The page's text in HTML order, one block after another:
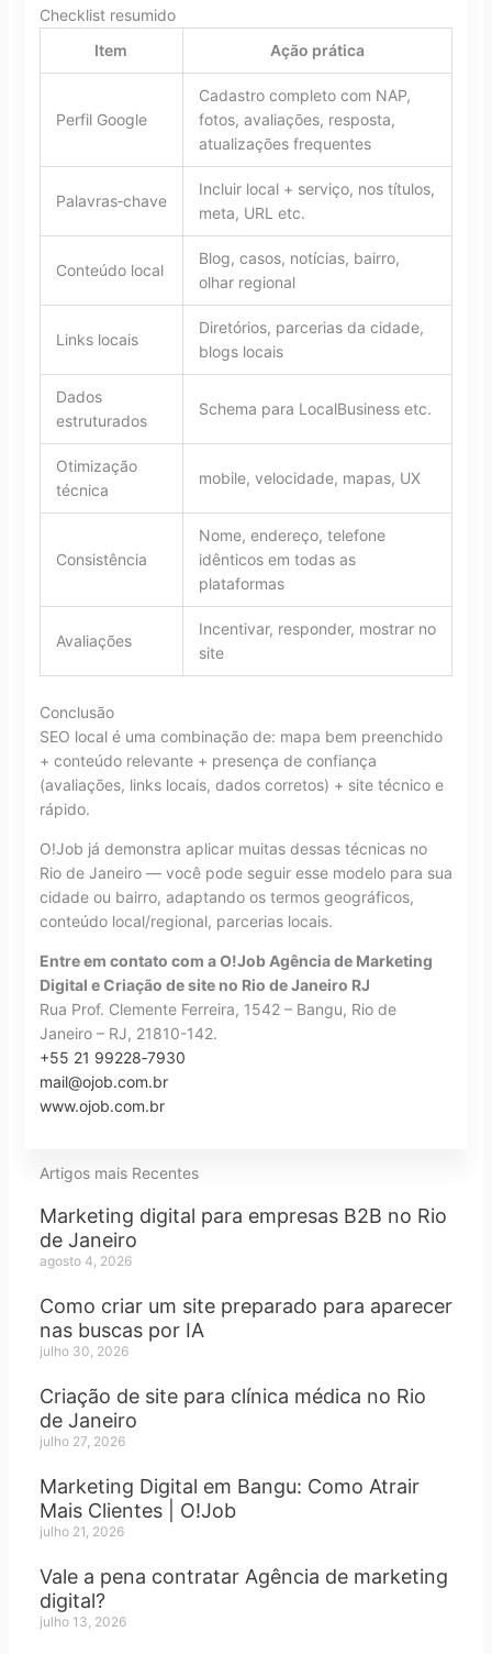
Artigos mais Recentes
Marketing digital para empresas B2B no Rio
de Janeiro
agosto 4, 2026
Como criar um site preparado para aparecer
nas buscas por IA
julho 30, 2026
Criação de site para clínica médica no Rio
de Janeiro
julho 27, 2026
Marketing Digital em Bangu: Como Atrair
Mais Clientes | O!Job
julho 21, 2026
Vale a pena contratar Agência de marketing
digital?
julho 13, 2026
Checklist resumido
Item
Ação prática
Perfil Google
Cadastro completo com NAP,
fotos, avaliações, resposta,
atualizações frequentes
Palavras‑chave
Incluir local + serviço, nos títulos,
meta, URL etc.
Conteúdo local
Blog, casos, notícias, bairro,
olhar regional
Links locais
Diretórios, parcerias da cidade,
blogs locais
Dados
estruturados
Schema para LocalBusiness etc.
Otimização
técnica
mobile, velocidade, mapas, UX
Consistência
Nome, endereço, telefone
idênticos em todas as
plataformas
Avaliações
Incentivar, responder, mostrar no
site
Conclusão
SEO local é uma combinação de: mapa bem preenchido
+ conteúdo relevante + presença de confiança
(avaliações, links locais, dados corretos) + site técnico e
rápido.
O!Job já demonstra aplicar muitas dessas técnicas no
Rio de Janeiro — você pode seguir esse modelo para sua
cidade ou bairro, adaptando os termos geográficos,
conteúdo local/regional, parcerias locais.
Entre em contato com a O!Job Agência de Marketing
Digital e Criação de site no Rio de Janeiro RJ
Rua Prof. Clemente Ferreira, 1542 – Bangu, Rio de
Janeiro – RJ, 21810-142.
+55 21 99228‑7930
mail@ojob.com.br
www.ojob.com.br